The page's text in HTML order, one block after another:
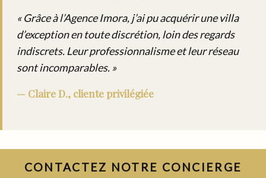
« Grâce à l’Agence Imora, j’ai pu acquérir une villa
d’exception en toute discrétion, loin des regards
indiscrets. Leur professionnalisme et leur réseau
sont incomparables. »
— Claire D., cliente privilégiée
CONTACTEZ NOTRE CONCIERGE